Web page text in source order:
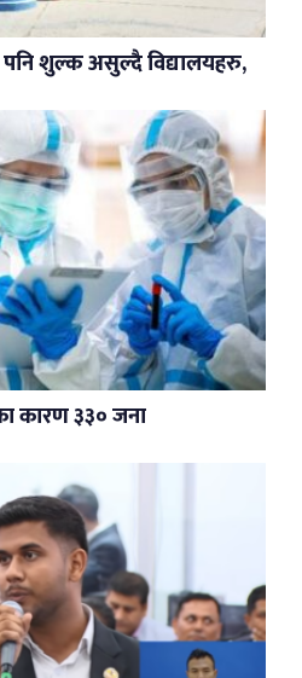
पनि शुल्क असुल्दै विद्यालयहरु,
कारण ३३० जना